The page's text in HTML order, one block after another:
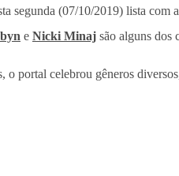
segunda (07/10/2019) lista com
e Nicki Minaj são alguns dos
o portal celebrou gêneros